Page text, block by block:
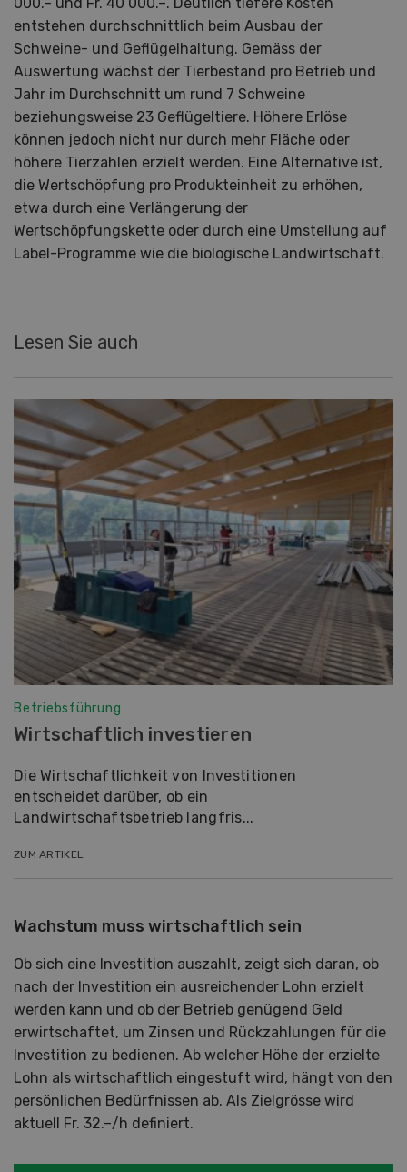
000.– und Fr. 40 000.–. Deutlich tiefere Kosten
entstehen durchschnittlich beim Ausbau der
Schweine- und Geflügelhaltung. Gemäss der
Auswertung wächst der Tierbestand pro Betrieb und
Jahr im Durchschnitt um rund 7 Schweine
beziehungsweise 23 Geflügeltiere. Höhere Erlöse
können jedoch nicht nur durch mehr Fläche oder
höhere Tierzahlen erzielt werden. Eine Alternative ist,
die Wertschöpfung pro Produkteinheit zu erhöhen,
etwa durch eine Verlängerung der
Wertschöpfungskette oder durch eine Umstellung auf
Label-Programme wie die biologische Landwirtschaft.
Lesen Sie auch
Betriebsführung
Wirtschaftlich investieren
Die Wirtschaftlichkeit von Investitionen
entscheidet darüber, ob ein
Landwirtschaftsbetrieb langfris...
ZUM ARTIKEL
Wachstum muss wirtschaftlich sein
Ob sich eine Investition auszahlt, zeigt sich daran, ob
nach der Investition ein ausreichender Lohn erzielt
werden kann und ob der Betrieb genügend Geld
erwirtschaftet, um Zinsen und Rückzahlungen für die
Investition zu bedienen. Ab welcher Höhe der erzielte
Lohn als wirtschaftlich eingestuft wird, hängt von den
persönlichen Bedürfnissen ab. Als Zielgrösse wird
aktuell Fr. 32.–/h definiert.